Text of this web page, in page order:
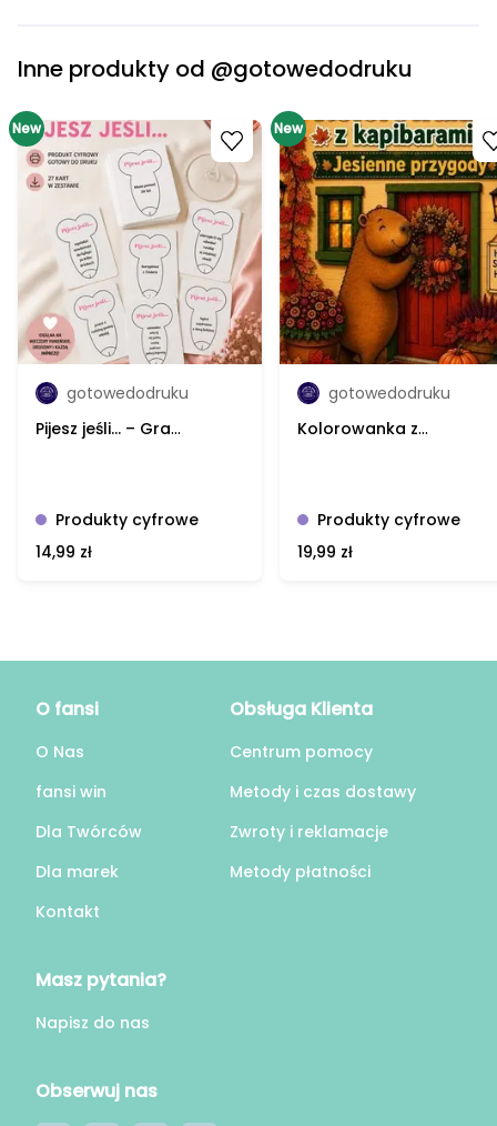
idealne na rozluźnienie atmosfery
Inne produkty od @gotowedodruku
New
Go to product
gotowedodruku
Pijesz jeśli… – Gra
Produkty cyfrowe
14,99 zł
New
Go to product
gotowedodruku
Kolorowanka z
@gotowedodruku;
kolorowanka
Produkty cyfrowe
19,99 zł
O fansi
O Nas
fansi win
Dla Twórców
Dla marek
Kontakt
Obsługa Klienta
Centrum pomocy
Metody i czas dostawy
Zwroty i reklamacje
Metody płatności
Masz pytania?
Napisz do nas
Obserwuj nas